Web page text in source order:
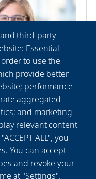
156
third-party
Essential
to use the
provide better
performance
aggregated
and marketing
relevant content
ALL", you
You can accept
and revoke your
at "Settings".